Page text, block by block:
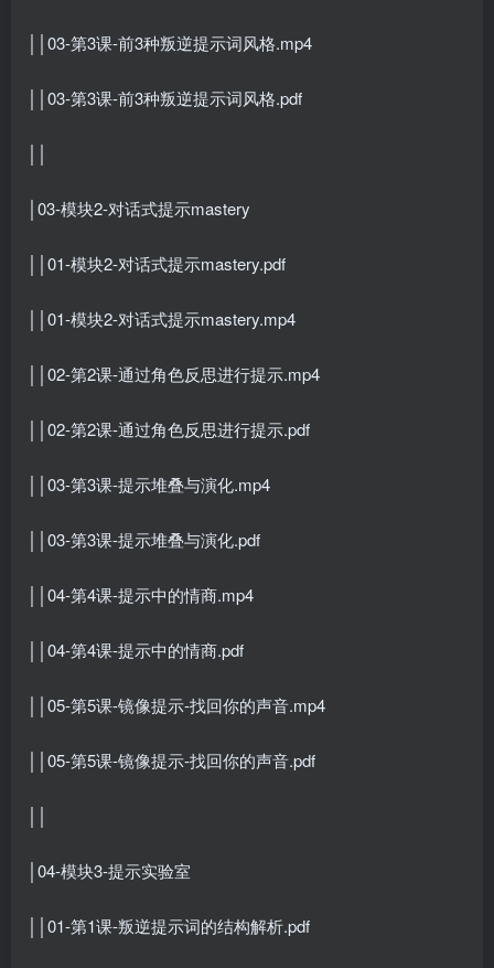
││03-第3课-前3种叛逆提示词风格.mp4
││03-第3课-前3种叛逆提示词风格.pdf
│03-模块2-对话式提示mastery
││01-模块2-对话式提示mastery.pdf
││01-模块2-对话式提示mastery.mp4
││02-第2课-通过角色反思进行提示.mp4
││02-第2课-通过角色反思进行提示.pdf
││03-第3课-提示堆叠与演化.mp4
││03-第3课-提示堆叠与演化.pdf
││04-第4课-提示中的情商.mp4
││04-第4课-提示中的情商.pdf
││05-第5课-镜像提示-找回你的声音.mp4
││05-第5课-镜像提示-找回你的声音.pdf
│04-模块3-提示实验室
││01-第1课-叛逆提示词的结构解析.pdf